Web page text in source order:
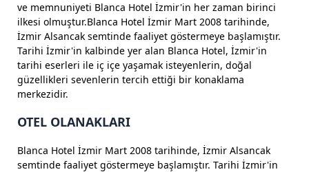
ve memnuniyeti Blanca Hotel İzmir'in her zaman birinci
ilkesi olmuştur.Blanca Hotel İzmir Mart 2008 tarihinde,
İzmir Alsancak semtinde faaliyet göstermeye başlamıştır.
Tarihi İzmir'in kalbinde yer alan Blanca Hotel, İzmir'in
tarihi eserleri ile iç içe yaşamak isteyenlerin, doğal
güzellikleri sevenlerin tercih ettiği bir konaklama
merkezidir.
OTEL OLANAKLARI
Blanca Hotel İzmir Mart 2008 tarihinde, İzmir Alsancak
semtinde faaliyet göstermeye başlamıştır. Tarihi İzmir'in